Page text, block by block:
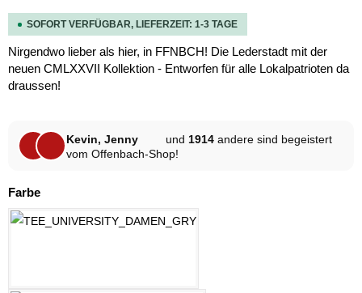
SOFORT VERFÜGBAR, LIEFERZEIT: 1-3 TAGE
Nirgendwo lieber als hier, in FFNBCH! Die Lederstadt mit der
neuen CMLXXVII Kollektion - Entworfen für alle Lokalpatrioten da
draussen!
Kevin, Jenny und 1914 andere sind begeistert
vom Offenbach-Shop!
Farbeauswählen